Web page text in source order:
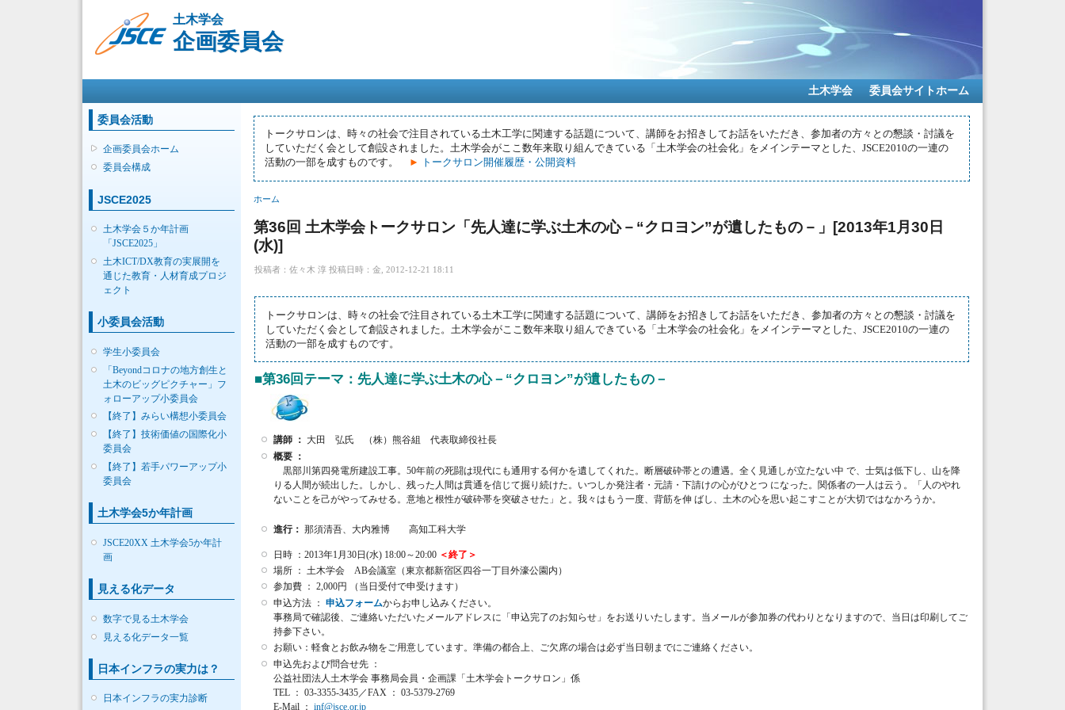
ツ
に
移
動
土木学会
企画委員会
土木学会 委員会サイトホーム
委員会活動
企画委員会ホーム
委員会構成
JSCE2025
土木学会５か年計画
「JSCE2025」
土木ICT/DX教育の実展開を
通じた教育・人材育成プロジ
ェクト
小委員会活動
学生小委員会
「Beyondコロナの地方創生と
土木のビッグピクチャー」フ
ォローアップ小委員会
【終了】みらい構想小委員会
【終了】技術価値の国際化小
委員会
【終了】若手パワーアップ小
委員会
土木学会5か年計画
JSCE20XX 土木学会5か年計
画
見える化データ
数字で見る土木学会
見える化データ一覧
日本インフラの実力は？
日本インフラの実力診断
トークサロンは、時々の社会で注目されている土木工学に関連する話題について、講師をお招きしてお話をいただき、参加者の方々との懇談・討議を
していただく会として創設されました。土木学会がここ数年来取り組んできている「土木学会の社会化」をメインテーマとした、JSCE2010の一連の
活動の一部を成すものです。
► トークサロン開催履歴・公開資料
現在地
ホーム
第36回 土木学会トークサロン「先人達に学ぶ土木の心－“クロヨン”が遺したもの－」[2013年1月30日
(水)]
投稿者： 佐々木 淳 投稿日時：金, 2012-12-21 18:11
トークサロンは、時々の社会で注目されている土木工学に関連する話題について、講師をお招きしてお話をいただき、参加者の方々との懇談・討議を
していただく会として創設されました。土木学会がここ数年来取り組んできている「土木学会の社会化」をメインテーマとした、JSCE2010の一連の
活動の一部を成すものです。
■第36回テーマ：先人達に学ぶ土木の心－“クロヨン”が遺したもの－
講師 ： 大田 弘氏 （株）熊谷組 代表取締役社長
概要 ：
黒部川第四発電所建設工事。50年前の死闘は現代にも通用する何かを遺してくれた。断層破砕帯との遭遇。全く見通しが立たない中 で、士気は低下し、山を降
りる人間が続出した。しかし、残った人間は貫通を信じて掘り続けた。いつしか発注者・元請・下請けの心がひとつ になった。関係者の一人は云う。「人のやれ
ないことを己がやってみせる。意地と根性が破砕帯を突破させた」と。我々はもう一度、背筋を伸 ばし、土木の心を思い起こすことが大切ではなかろうか。
進行： 那須清吾、大内雅博 高知工科大学
日時 ：2013年1月30日(水) 18:00～20:00 ＜終了＞
場所 ： 土木学会 AB会議室（東京都新宿区四谷一丁目外濠公園内）
参加費 ： 2,000円 （当日受付で申受けます）
申込方法 ：申込フォームからお申し込みください。
事務局で確認後、ご連絡いただいたメールアドレスに「申込完了のお知らせ」をお送りいたします。当メールが参加券の代わりとなりますので、当日は印刷してご
持参下さい。
お願い：軽食とお飲み物をご用意しています。準備の都合上、ご欠席の場合は必ず当日朝までにご連絡ください。
申込先および問合せ先 ：
公益社団法人土木学会 事務局会員・企画課「土木学会トークサロン」係
TEL ： 03-3355-3435／FAX ： 03-5379-2769
E-Mail ：inf@jsce.or.jp